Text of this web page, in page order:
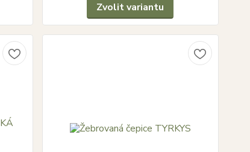
Zvolit variantu